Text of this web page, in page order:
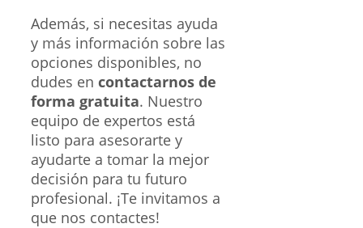
Además, si necesitas ayuda
y más información sobre las
opciones disponibles, no
dudes en contactarnos de
forma gratuita. Nuestro
equipo de expertos está
listo para asesorarte y
ayudarte a tomar la mejor
decisión para tu futuro
profesional. ¡Te invitamos a
que nos contactes!